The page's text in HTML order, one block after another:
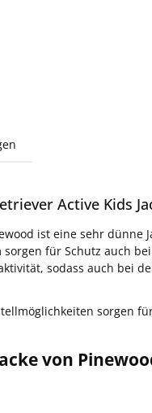
Active Kids
ist eine sehr
für Schutz auch
sodass auch bei
sorgen
von